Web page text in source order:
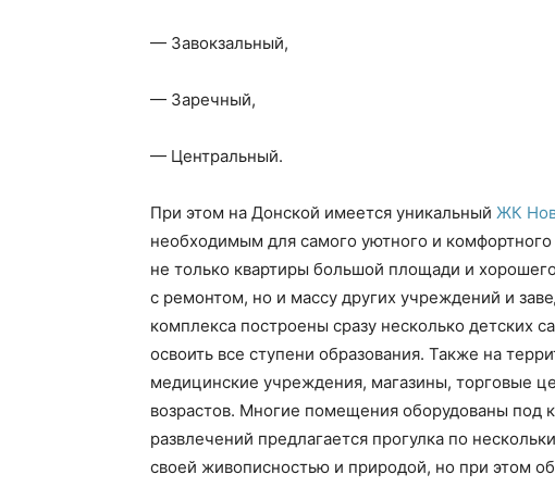
— Завокзальный,
— Заречный,
— Центральный.
При этом на Донской имеется уникальный ЖК
необходимым для самого уютного и
не только квартиры большой площади и
с ремонтом, но и массу других учреждений и
комплекса построены сразу несколько детских
освоить все ступени образования. Также на
медицинские учреждения, магазины, торговые
возрастов. Многие помещения оборудованы под
развлечений предлагается прогулка по
своей живописностью и природой, но при этом